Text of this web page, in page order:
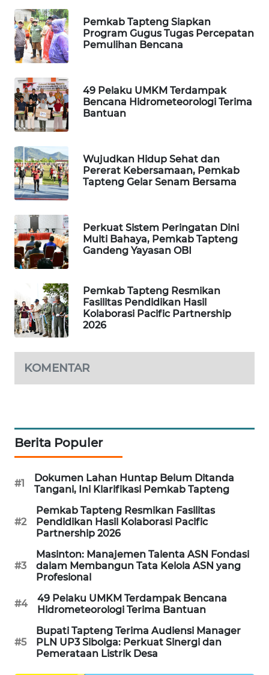
Pemkab Tapteng Siapkan
Program Gugus Tugas Percepatan
Pemulihan Bencana
49 Pelaku UMKM Terdampak
Bencana Hidrometeorologi Terima
Bantuan
Wujudkan Hidup Sehat dan
Pererat Kebersamaan, Pemkab
Tapteng Gelar Senam Bersama
Perkuat Sistem Peringatan Dini
Multi Bahaya, Pemkab Tapteng
Gandeng Yayasan OBI
Pemkab Tapteng Resmikan
Fasilitas Pendidikan Hasil
Kolaborasi Pacific Partnership
2026
KOMENTAR
Berita Populer
#1
Dokumen Lahan Huntap Belum Ditanda
Tangani, Ini Klarifikasi Pemkab Tapteng
#2
Pemkab Tapteng Resmikan Fasilitas
Pendidikan Hasil Kolaborasi Pacific
Partnership 2026
#3
Masinton: Manajemen Talenta ASN Fondasi
dalam Membangun Tata Kelola ASN yang
Profesional
#4
49 Pelaku UMKM Terdampak Bencana
Hidrometeorologi Terima Bantuan
#5
Bupati Tapteng Terima Audiensi Manager
PLN UP3 Sibolga: Perkuat Sinergi dan
Pemerataan Listrik Desa
MAWAKA
ID
MARTABAT
NET
PLN
MKLI
LPKKI
LKKI
KOPEKLIN
PORTAL
KONSUMEN
FORWAMKI
ALPERKLINAS
TAMBANG
NEWS
SITUNGIR
NEWS
SIDIKALANG
NEWS
SIBARAGAS
NEWS
METRO
SIANTAR
NEWS